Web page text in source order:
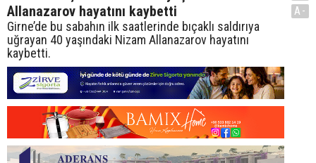
Allanazarov hayatını kaybetti
Girne’de bu sabahın ilk saatlerinde bıçaklı saldırıya
uğrayan 40 yaşındaki Nizam Allanazarov hayatını
kaybetti.
A-